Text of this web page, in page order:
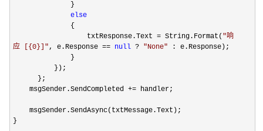
}
else
{
txtResponse.Text= String.Format( "响
应 [{0}] ", e.Response== null ? "None" : e.Response);
}
});
};
msgSender.SendCompleted+= handler;
msgSender.SendAsync(txtMessage.Text);
}